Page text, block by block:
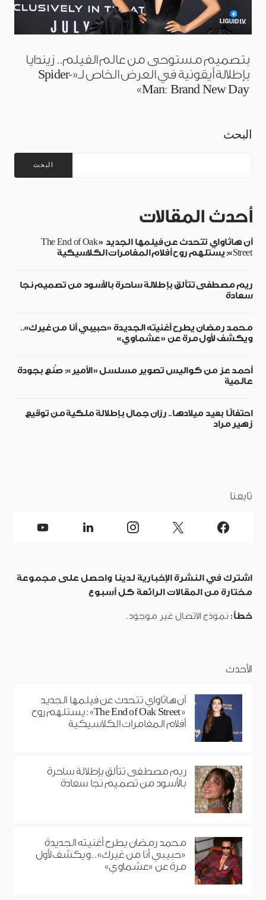
بتصميم مستوحى من عالم الفيلم.. زيندايا
بإطلالة أيقونية في العرض الخاص لـ«Spider-
Man: Brand New Day»
البحث
البحث
أحدث المقالات
آن هاثاواي تتحدث عن فيلمها الجديد «The End of Oak
Street»: يستلهم روح أفلام المغامرات الكلاسيكية
ريم مصطفى تتألق بإطلالة ساحرة بالأسود من تصميم نجا
سعادة
محمد رمضان يطرح أغنيته الجديدة «حبيبي أنا من غيرك»..
ويكشف لأول مرة عن «عشماوي»
أحمد عز من كواليس تصوير مسلسل «الأمير»: صُنع بجودة
عالمية
احتفالًا بعيد ميلادها.. رزان جمال بإطلالة ملكية من توقيع
زهير مراد
تابعنا
اشترك في النشرة الإخبارية لدينا واحصل على مجموعة
مختارة من المقالات الرائعة كل أسبوع
خطأ: نموذج الاتصال غير موجود.
الأحدث
آن هاثاواي تتحدث عن فيلمها الجديد
«The End of Oak Street»: يستلهم روح
أفلام المغامرات الكلاسيكية
ريم مصطفى تتألق بإطلالة ساحرة
بالأسود من تصميم نجا سعادة
محمد رمضان يطرح أغنيته الجديدة
«حبيبي أنا من غيرك».. ويكشف لأول
مرة عن «عشماوي»